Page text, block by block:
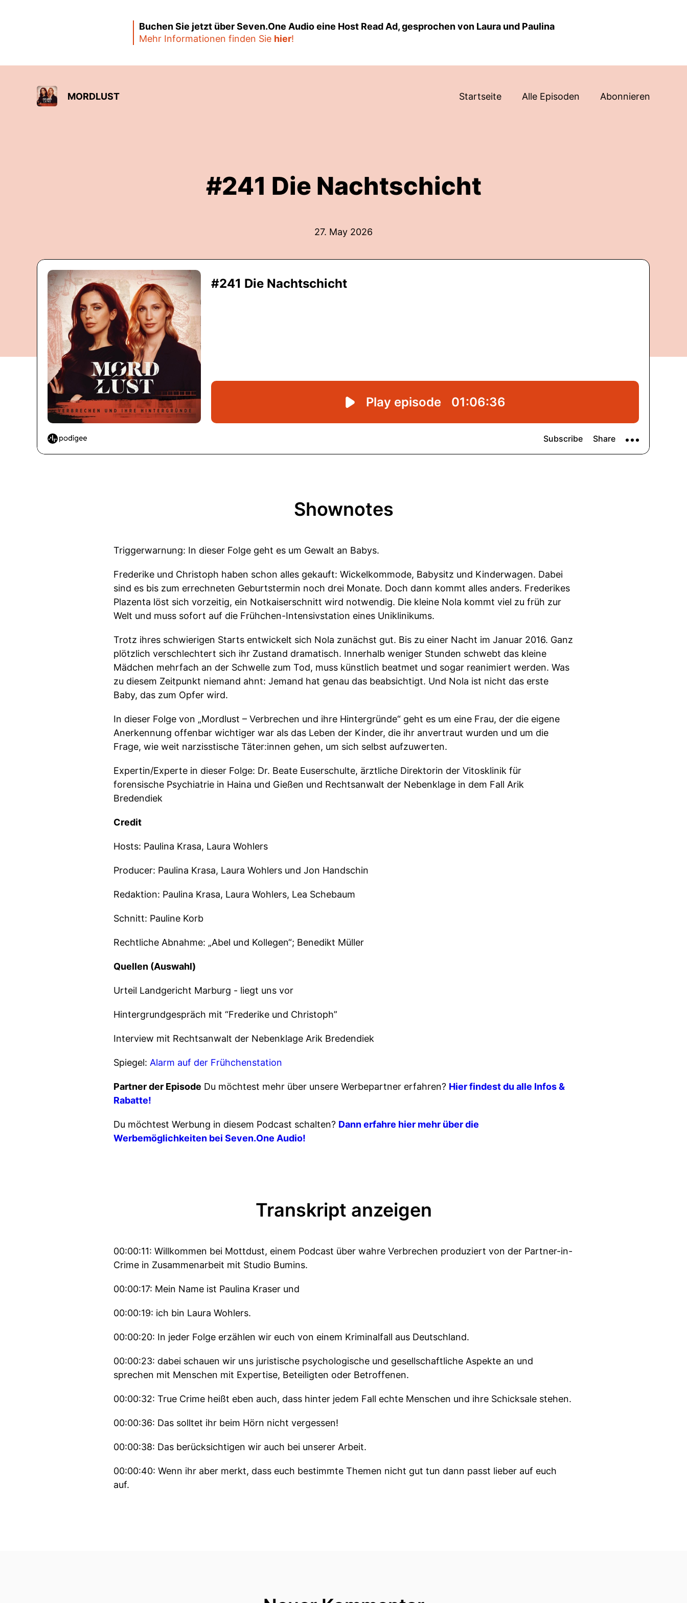
Buchen Sie jetzt über Seven.One Audio eine Host Read Ad, gesprochen von Laura und Paulina
Mehr Informationen finden Sie hier!
MORDLUST Startseite Alle Episoden Abonnieren
#241 Die Nachtschicht
27. May 2026
Shownotes
Triggerwarnung: In dieser Folge geht es um Gewalt an Babys.
Frederike und Christoph haben schon alles gekauft: Wickelkommode, Babysitz und Kinderwagen. Dabei
sind es bis zum errechneten Geburtstermin noch drei Monate. Doch dann kommt alles anders. Frederikes
Plazenta löst sich vorzeitig, ein Notkaiserschnitt wird notwendig. Die kleine Nola kommt viel zu früh zur
Welt und muss sofort auf die Frühchen-Intensivstation eines Uniklinikums.
Trotz ihres schwierigen Starts entwickelt sich Nola zunächst gut. Bis zu einer Nacht im Januar 2016. Ganz
plötzlich verschlechtert sich ihr Zustand dramatisch. Innerhalb weniger Stunden schwebt das kleine
Mädchen mehrfach an der Schwelle zum Tod, muss künstlich beatmet und sogar reanimiert werden. Was
zu diesem Zeitpunkt niemand ahnt: Jemand hat genau das beabsichtigt. Und Nola ist nicht das erste
Baby, das zum Opfer wird.
In dieser Folge von „Mordlust – Verbrechen und ihre Hintergründe“ geht es um eine Frau, der die eigene
Anerkennung offenbar wichtiger war als das Leben der Kinder, die ihr anvertraut wurden und um die
Frage, wie weit narzisstische Täter:innen gehen, um sich selbst aufzuwerten.
Expertin/Experte in dieser Folge: Dr. Beate Euserschulte, ärztliche Direktorin der Vitosklinik für
forensische Psychiatrie in Haina und Gießen und Rechtsanwalt der Nebenklage in dem Fall Arik
Bredendiek
Credit
Hosts: Paulina Krasa, Laura Wohlers
Producer: Paulina Krasa, Laura Wohlers und Jon Handschin
Redaktion: Paulina Krasa, Laura Wohlers, Lea Schebaum
Schnitt: Pauline Korb
Rechtliche Abnahme: „Abel und Kollegen“; Benedikt Müller
Quellen (Auswahl)
Urteil Landgericht Marburg - liegt uns vor
Hintergrundgespräch mit “Frederike und Christoph”
Interview mit Rechtsanwalt der Nebenklage Arik Bredendiek
Spiegel: Alarm auf der Frühchenstation
Partner der Episode Du möchtest mehr über unsere Werbepartner erfahren? Hier findest du alle Infos &
Rabatte!
Du möchtest Werbung in diesem Podcast schalten? Dann erfahre hier mehr über die
Werbemöglichkeiten bei Seven.One Audio!
Transkript anzeigen
00:00:11: Willkommen bei Mottdust, einem Podcast über wahre Verbrechen produziert von der Partner-in-
Crime in Zusammenarbeit mit Studio Bumins.
00:00:17: Mein Name ist Paulina Kraser und
00:00:19: ich bin Laura Wohlers.
00:00:20: In jeder Folge erzählen wir euch von einem Kriminalfall aus Deutschland.
00:00:23: dabei schauen wir uns juristische psychologische und gesellschaftliche Aspekte an und
sprechen mit Menschen mit Expertise, Beteiligten oder Betroffenen.
00:00:32: True Crime heißt eben auch, dass hinter jedem Fall echte Menschen und ihre Schicksale stehen.
00:00:36: Das solltet ihr beim Hörn nicht vergessen!
00:00:38: Das berücksichtigen wir auch bei unserer Arbeit.
00:00:40: Wenn ihr aber merkt, dass euch bestimmte Themen nicht gut tun dann passt lieber auf euch
auf.